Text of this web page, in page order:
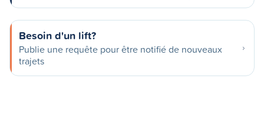
Besoin d'un lift?
Publie une requête pour être notifié de nouveaux
trajets